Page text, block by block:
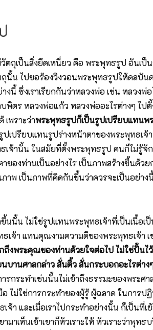
ตถุเป็นสิ่งยึดเหนี่ยว คือ พระพุทธรูป อันเป็
นั้น ไปขอร้องวิงวอนพระพุทธรูปให้ดลบัน
งนี้ ซึ่งเราเรียกกันว่าหลวงพ่อ เช่น หลวงพ่
พิตร หลวงพ่อแก้ว หลวงพ่ออะไรต่างๆ ไปตั้
เพราะว่าพระพุทธรูปก็เป็นรูปเปรียบแทนพ
ปเปรียบแทนรูปร่างหน้าตาของพระพุทธเจ้า
เจ้านั้น ในสมัยที่ตั้งพระพุทธรูป คนก็ไม่รู้จั
ของท่านเป็นอย่างไร เป็นภาพสร้างขึ้นด้วย
ภาพ เป็นภาพที่คิดกันขึ้นว่าควรจะเป็นอย่าง
นั้น ไม่ใช่รูปแทนพระพุทธเจ้าที่เป็นเนื้อเ
จ้า แทนคุณงามความดีของพระพุทธเจ้า เ
ถึงพระคุณของท่านด้วยใจต่อไป ไม่ใช่ปั้นไว้
บานศาลกล่าว สั่นติ้ว สั่นกระบอกอะไรต่าง
กระทำเช่นนั้นไม่เข้าถึงธรรมะของพระศา
อ ไม่ใช่การกระทำของผู้รู้ ผู้ฉลาด ในการ
จ้า และเมื่อเราไปกระทำอย่างนั้น ก็เป็นที่
มาเห็นเข้าเขาก็หัวเราะให้ หัวเราะว่าพุท